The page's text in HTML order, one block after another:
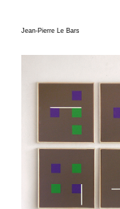
Jean-Pierre Le Bars